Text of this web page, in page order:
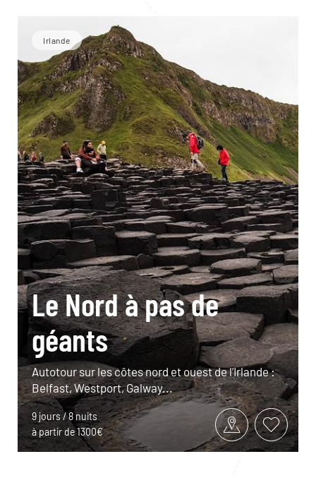
Irlande
Le Nord à pas de
géants
Autotour sur les côtes nord et ouest de l’Irlande :
Belfast, Westport, Galway...
9 jours / 8 nuits
à partir de 1300€